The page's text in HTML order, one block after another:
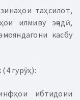
таҳсилот,
илмиву эҷодӣ,
касбу
гурӯҳ):
ибтидоии